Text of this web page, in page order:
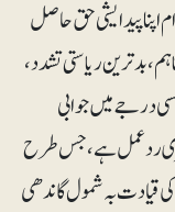
اپنا پیدایشی حق حاصل
بدترین ریاستی تشدد،
درجے میں جوابی
ردعمل ہے، جس طرح
قیادت بہ شمول گاندھی